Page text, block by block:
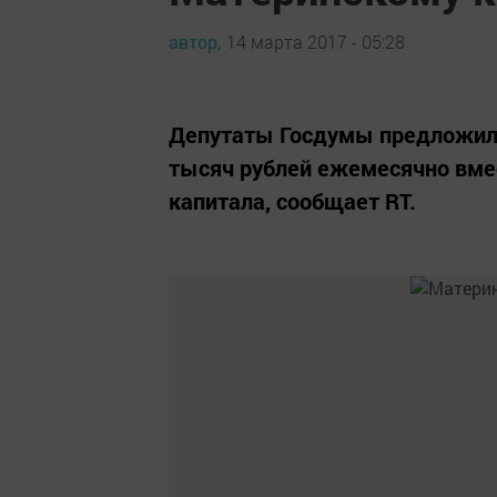
автор, 14 марта 2017 - 05:28
Депутаты Госдумы
тысяч рублей ежемесячно
капитала, сообщает RT.